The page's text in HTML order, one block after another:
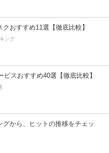
おすすめ11選【徹底比較】
ング
ビスおすすめ40選【徹底比較】
グから、ヒットの推移をチェッ